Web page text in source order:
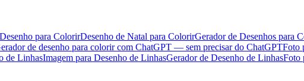
para ColorirDesenho de Natal para ColorirGerador de Desenhos para
de desenho para colorir com ChatGPT — sem precisar do ChatGPTFoto
de LinhasImagem para Desenho de LinhasGerador de Desenho de LinhasFoto